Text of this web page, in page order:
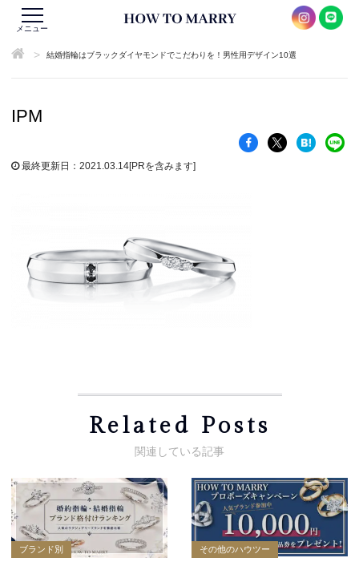
メニュー
> 結婚指輪はブラックダイヤモンドでこだわりを！男性用デザイン10選
IPM
最終更新日：2021.03.14[PRを含みます]
Related Posts
ブランド別 その他のハウツー